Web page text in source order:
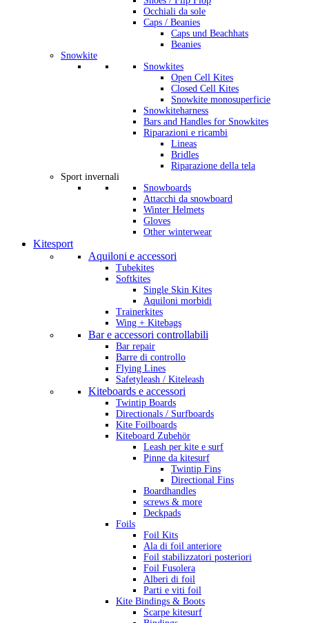
Occhiali da sole
Caps / Beanies
Caps und Beachhats
Beanies
Snowkite
Snowkites
Open Cell Kites
Closed Cell Kites
Snowkite monosuperficie
Snowkiteharness
Bars and Handles for Snowkites
Riparazioni e ricambi
Lineas
Bridles
Riparazione della tela
Sport invernali
Snowboards
Attacchi da snowboard
Winter Helmets
Gloves
Other winterwear
Kitesport
Aquiloni e accessori
Tubekites
Softkites
Single Skin Kites
Aquiloni morbidi
Trainerkites
Wing + Kitebags
Bar e accessori controllabili
Bar repair
Barre di controllo
Flying Lines
Safetyleash / Kiteleash
Kiteboards e accessori
Twintip Boards
Directionals / Surfboards
Kite Foilboards
Kiteboard Zubehör
Leash per kite e surf
Pinne da kitesurf
Twintip Fins
Directional Fins
Boardhandles
screws & more
Deckpads
Foils
Foil Kits
Ala di foil anteriore
Foil stabilizzatori posteriori
Foil Fusolera
Alberi di foil
Parti e viti foil
Kite Bindings & Boots
Scarpe kitesurf